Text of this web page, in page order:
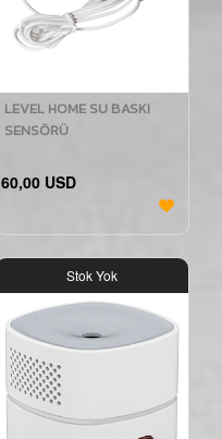
LEVEL HOME SU BASKI
SENSÖRÜ
60,00 USD
Stok Yok